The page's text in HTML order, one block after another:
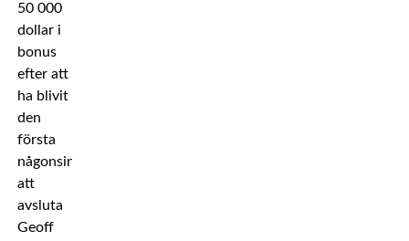
50 000
dollar i
bonus
efter att
ha blivit
den
första
någonsin
att
avsluta
Geoff